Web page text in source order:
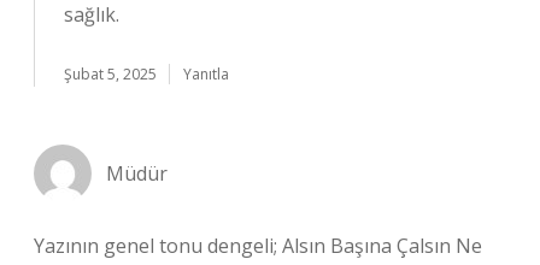
sağlık.
Şubat 5, 2025 Yanıtla
Müdür
Yazının genel tonu dengeli; Alsın Başına Çalsın Ne